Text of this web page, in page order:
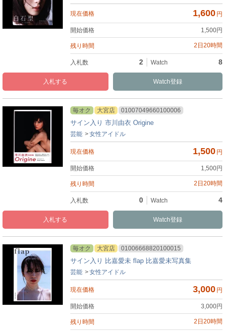
Watch
入札
1,600 円
1,500円
2 8
2日20時間
毎オク 大宮店 01007049660100006
サイン入り 市川由衣 Origine
Watch
入札
1,500 円
1,500円
0 4
2日20時間
芸能 女性アイドル
毎オク 大宮店 01006668820100015
サイン入り 比嘉愛未 flap 比嘉愛未写真集
3,000 円
3,000円
2日20時間
芸能 女性アイドル